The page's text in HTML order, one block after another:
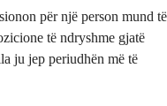
për një person mund të
të ndryshme gjatë
ju jep periudhën më të